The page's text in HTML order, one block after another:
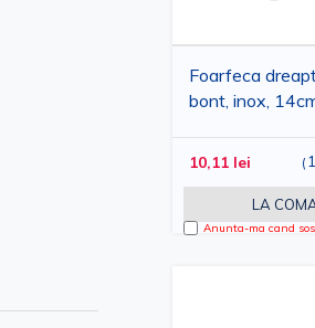
Foarfeca
bont, inox,
10,11 lei (
LA
Anunta-ma cand